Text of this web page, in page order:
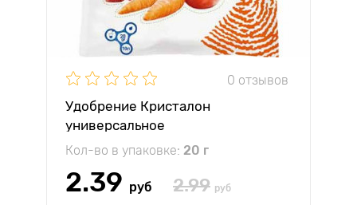
0 отзывов
Удобрение Кристалон
универсальное
Кол-во в упаковке: 20 г
2.39 руб 2.99 руб